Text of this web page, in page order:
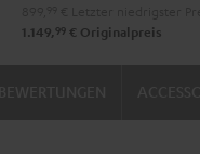
Schwarz
Weiß
1.149, 99 € Originalpreis